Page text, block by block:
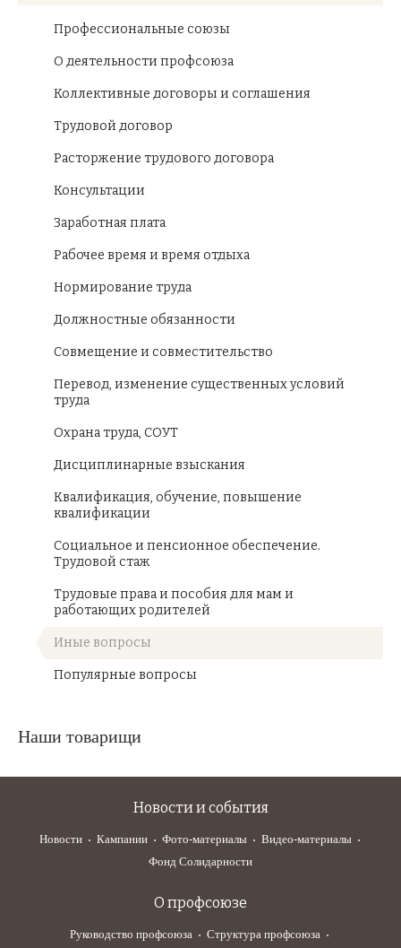
Профессиональные союзы
О деятельности профсоюза
Коллективные договоры и соглашения
Трудовой договор
Расторжение трудового договора
Консультации
Заработная плата
Рабочее время и время отдыха
Нормирование труда
Должностные обязанности
Совмещение и совместительство
Перевод, изменение существенных условий
труда
Охрана труда, СОУТ
Дисциплинарные взыскания
Квалификация, обучение, повышение
квалификации
Социальное и пенсионное обеспечение.
Трудовой стаж
Трудовые права и пособия для мам и
работающих родителей
Иные вопросы
Популярные вопросы
Наши товарищи
Новости и события
Новости Кампании Фото-материалы
Видео-материалы
Фонд Солидарности
О профсоюзе
Руководство профсоюза Структура профсоюза